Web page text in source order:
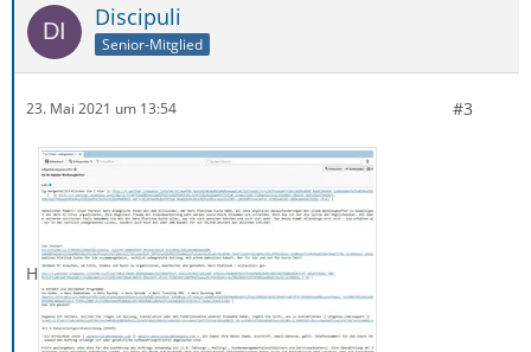
Discipuli
Senior-Mitglied
23. Mai 2021 um 13:54 #3
H